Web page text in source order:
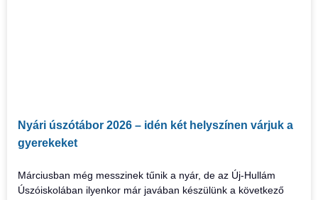
Nyári úszótábor 2026 – idén két helyszínen várjuk a
gyerekeket
Márciusban még messzinek tűnik a nyár, de az Új-Hullám
Úszóiskolában ilyenkor már javában készülünk a következő